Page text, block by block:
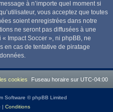
à n’importe quel moment si
vous acceptez que toutes
soient enregistrées dans notre
ne seront pas diffusées à une
Impact Soccer », ni phpBB, ne
en cas de tentative de piratage
Fuseau horaire sur UTC-04:00
cookies
Software © phpBB Limited
| Conditions